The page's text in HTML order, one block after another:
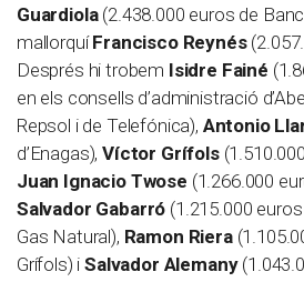
Guardiola(2.438.000 euros de
mallorquíFrancisco Reynés
Després hi trobem Isidre Fainé
en els consells d’administració
Repsol i de Telefónica), Antonio
d’Enagas),Víctor Grífols
Juan Ignacio Twose (1.266.000
Salvador Gabarró (1.215.000
Gas Natural), Ramon Riera
Grífols) iSalvador Alemany